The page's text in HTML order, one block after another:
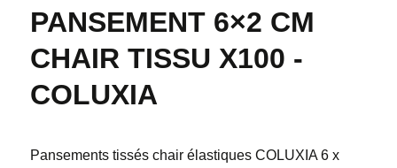
PANSEMENT 6×2 CM
CHAIR TISSU X100 -
COLUXIA
Pansements tissés chair élastiques COLUXIA 6 x